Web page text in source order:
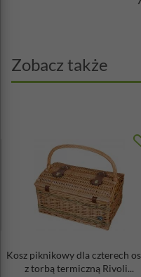
Zobacz także
Kosz piknikowy dla czterech
z torbą termiczną Rivoli...